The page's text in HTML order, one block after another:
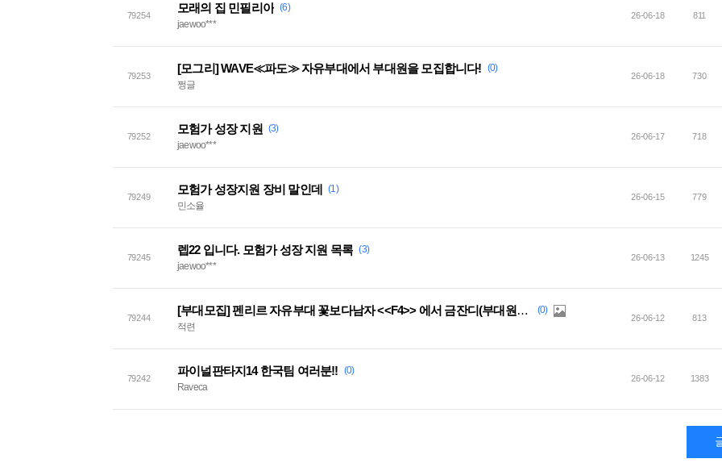
79254
모래의 집 민필리아 (6)
jaewoo***
26-06-18 811
79253
[모그리] WAVE≪파도≫ 자유부대에서 부대원을 모집합니다! (0)
쩡글
26-06-18 730
79252
모험가 성장 지원 (3)
jaewoo***
26-06-17 718
79249
모험가 성장지원 장비 말인데 (1)
민소율
26-06-15 779
79245
렙22 입니다. 모험가 성장 지원 목록 (3)
jaewoo***
26-06-13 1245
79244
[부대모집] 펜리르 자유부대 꽃보다남자 <<F4>> 에서 금잔디(부대원)를 찾습니다.
(0)
적련
26-06-12 813
79242
파이널판타지14 한국팀 여러분!! (0)
Raveca
26-06-12 1383